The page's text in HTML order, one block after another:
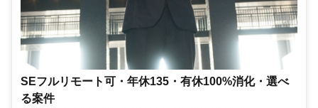
SEフルリモート可・年休135・有休100%消化・選べ
る案件